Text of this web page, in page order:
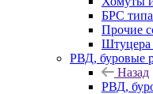
БРС
Прочие
Штуцера
РВД, буровые
Назад
РВД,